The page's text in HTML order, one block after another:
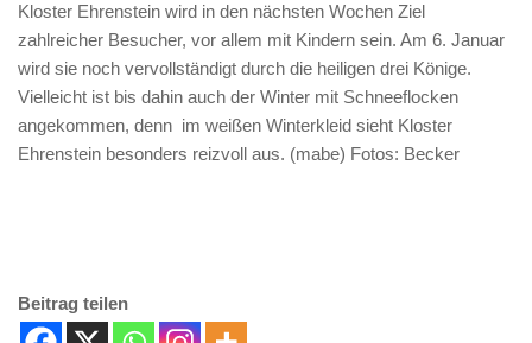
Kloster Ehrenstein wird in den nächsten Wochen Ziel
zahlreicher Besucher, vor allem mit Kindern sein. Am 6. Januar
wird sie noch vervollständigt durch die heiligen drei Könige.
Vielleicht ist bis dahin auch der Winter mit Schneeflocken
angekommen, denn im weißen Winterkleid sieht Kloster
Ehrenstein besonders reizvoll aus. (mabe) Fotos: Becker
Beitrag teilen